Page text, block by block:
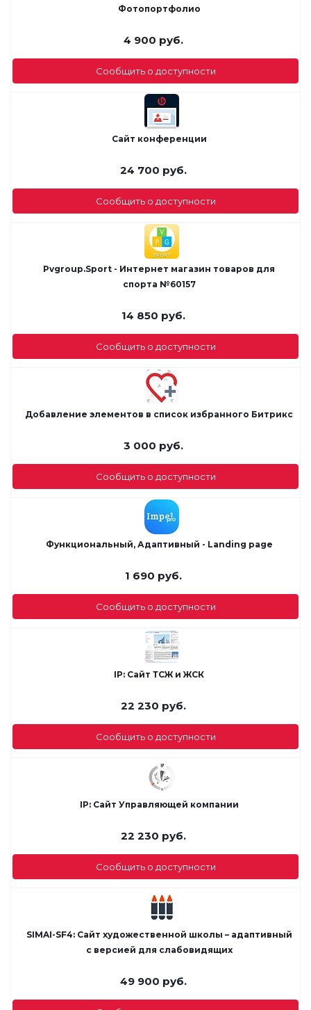
Фотопортфолио
4 900 руб.
Сообщить о доступности
Сайт конференции
24 700 руб.
Сообщить о доступности
Pvgroup.Sport - Интернет магазин товаров для
спорта №60157
14 850 руб.
Сообщить о доступности
Добавление элементов в список избранного Битрикс
3 000 руб.
Сообщить о доступности
Функциональный, Адаптивный - Landing page
1 690 руб.
Сообщить о доступности
IP: Сайт ТСЖ и ЖСК
22 230 руб.
Сообщить о доступности
IP: Сайт Управляющей компании
22 230 руб.
Сообщить о доступности
SIMAI-SF4: Сайт художественной школы – адаптивный
с версией для слабовидящих
49 900 руб.